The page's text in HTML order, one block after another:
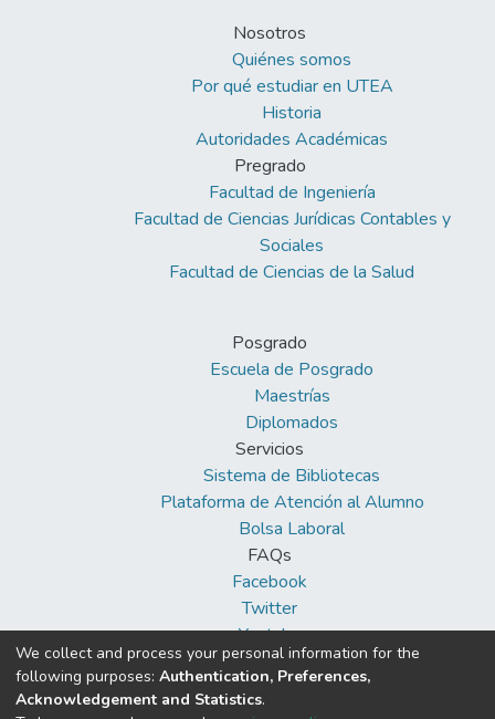
Nosotros
Quiénes somos
Por qué estudiar en UTEA
Historia
Autoridades Académicas
Pregrado
Facultad de Ingeniería
Facultad de Ciencias Jurídicas Contables y
Sociales
Facultad de Ciencias de la Salud
Posgrado
Escuela de Posgrado
Maestrías
Diplomados
Servicios
Sistema de Bibliotecas
Plataforma de Atención al Alumno
Bolsa Laboral
FAQs
Facebook
Twitter
Youtube
We collect and process your personal information for the
following purposes: Authentication, Preferences,
Acknowledgement and Statistics.